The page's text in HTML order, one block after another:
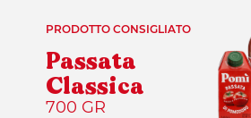
PRODOTTO CONSIGLIATO
Passata
Classica
700 GR